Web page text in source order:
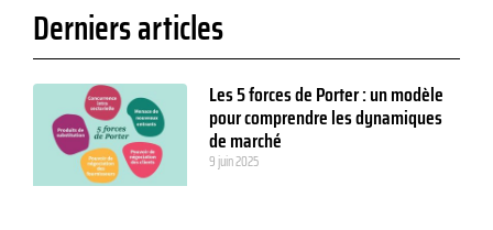
Derniers articles
Les 5 forces de Porter : un modèle
pour comprendre les dynamiques
de marché
9 juin 2025